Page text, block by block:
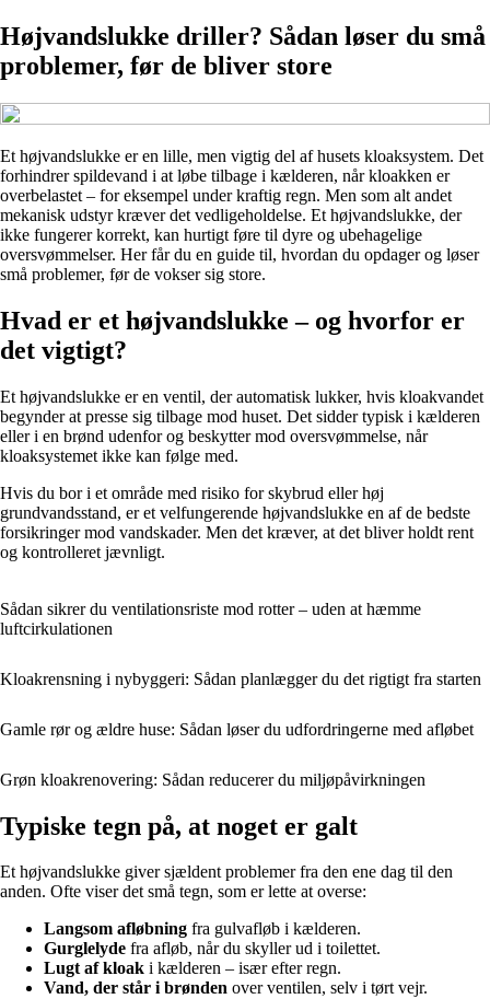
Højvandslukke driller? Sådan løser du små
problemer, før de bliver store
Et højvandslukke er en lille, men vigtig del af husets kloaksystem. Det
forhindrer spildevand i at løbe tilbage i kælderen, når kloakken er
overbelastet – for eksempel under kraftig regn. Men som alt andet
mekanisk udstyr kræver det vedligeholdelse. Et højvandslukke, der
ikke fungerer korrekt, kan hurtigt føre til dyre og ubehagelige
oversvømmelser. Her får du en guide til, hvordan du opdager og løser
små problemer, før de vokser sig store.
Hvad er et højvandslukke – og hvorfor er
det vigtigt?
Et højvandslukke er en ventil, der automatisk lukker, hvis kloakvandet
begynder at presse sig tilbage mod huset. Det sidder typisk i kælderen
eller i en brønd udenfor og beskytter mod oversvømmelse, når
kloaksystemet ikke kan følge med.
Hvis du bor i et område med risiko for skybrud eller høj
grundvandsstand, er et velfungerende højvandslukke en af de bedste
forsikringer mod vandskader. Men det kræver, at det bliver holdt rent
og kontrolleret jævnligt.
Sådan sikrer du ventilationsriste mod rotter – uden at hæmme
luftcirkulationen
Kloakrensning i nybyggeri: Sådan planlægger du det rigtigt fra starten
Gamle rør og ældre huse: Sådan løser du udfordringerne med afløbet
Grøn kloakrenovering: Sådan reducerer du miljøpåvirkningen
Typiske tegn på, at noget er galt
Et højvandslukke giver sjældent problemer fra den ene dag til den
anden. Ofte viser det små tegn, som er lette at overse:
Langsom afløbning fra gulvafløb i kælderen.
Gurglelyde fra afløb, når du skyller ud i toilettet.
Lugt af kloak i kælderen – især efter regn.
Vand, der står i brønden over ventilen, selv i tørt vejr.